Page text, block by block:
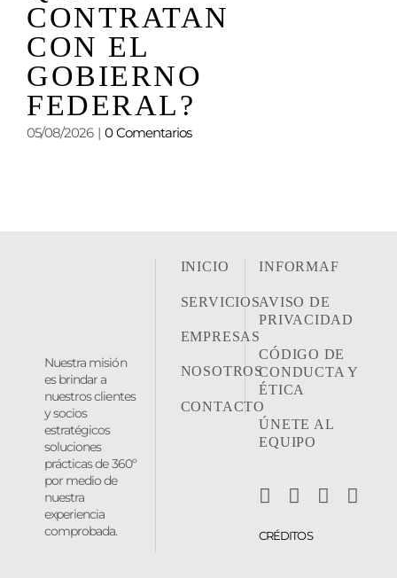
CONTRATAN
CON EL
GOBIERNO
FEDERAL?
05/08/2026 | 0 Comentarios
Nuestra misión
es brindar a
nuestros clientes
y socios
estratégicos
soluciones
prácticas de 360º
por medio de
nuestra
experiencia
comprobada.
INICIO
SERVICIOS
EMPRESAS
NOSOTROS
CONTACTO
INFORMAF
AVISO DE
PRIVACIDAD
CÓDIGO DE
CONDUCTA Y
ÉTICA
ÚNETE AL
EQUIPO
CRÉDITOS